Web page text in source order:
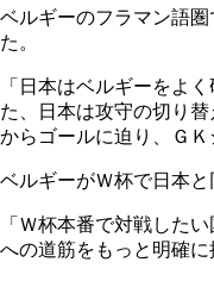
ベルギーのフラマン語
た。
「日本はベルギーをよ
た、日本は攻守の切り
からゴールに迫り、Ｇ
ベルギーがＷ杯で日本
「Ｗ杯本番で対戦した
への道筋をもっと明確